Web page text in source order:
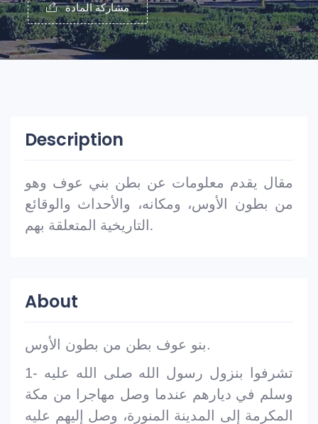
مشاركة المادة
Description
مقال يقدم معلومات عن بطن بني عوف وهو
من بطون الأوس، ومكانه، والأحداث والوقائع
التاريخية المتعلقة بهم.
About
بنو عوف بطن من بطون الأوس.
1- تشرفوا بنزول رسول الله صلى الله عليه
وسلم في ديارهم عندما وصل مهاجرا من مكة
المكرمة إلى المدينة المنورة، وصل إليهم عليه